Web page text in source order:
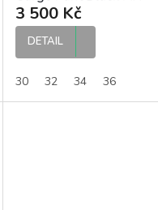
kalhoty
3 500 Kč
DETAIL
30 32 34 36